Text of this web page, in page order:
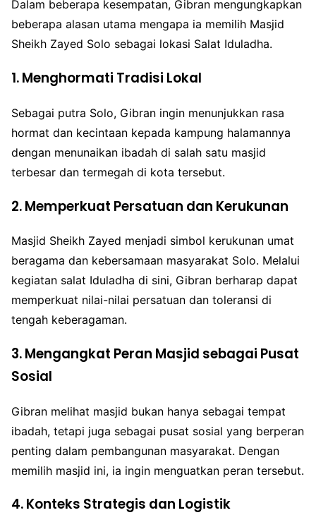
Dalam beberapa kesempatan, Gibran mengungkapkan
beberapa alasan utama mengapa ia memilih Masjid
Sheikh Zayed Solo sebagai lokasi Salat Iduladha.
1.Menghormati Tradisi Lokal
Sebagai putra Solo, Gibran ingin menunjukkan rasa
hormat dan kecintaan kepada kampung halamannya
dengan menunaikan ibadah di salah satu masjid
terbesar dan termegah di kota tersebut.
2.Memperkuat Persatuan dan Kerukunan
Masjid Sheikh Zayed menjadi simbol kerukunan umat
beragama dan kebersamaan masyarakat Solo. Melalui
kegiatan salat Iduladha di sini, Gibran berharap dapat
memperkuat nilai-nilai persatuan dan toleransi di
tengah keberagaman.
3.Mengangkat Peran Masjid sebagai Pusat
Sosial
Gibran melihat masjid bukan hanya sebagai tempat
ibadah, tetapi juga sebagai pusat sosial yang berperan
penting dalam pembangunan masyarakat. Dengan
memilih masjid ini, ia ingin menguatkan peran tersebut.
4.Konteks Strategis dan Logistik